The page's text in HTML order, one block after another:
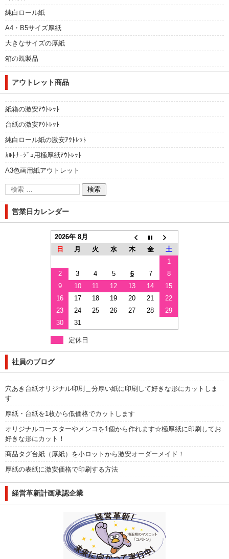
純白ロール紙
A4・B5サイズ厚紙
大きなサイズの厚紙
箱の既製品
アウトレット商品
紙箱の激安ｱｳﾄﾚｯﾄ
台紙の激安ｱｳﾄﾚｯﾄ
純白ロール紙の激安ｱｳﾄﾚｯﾄ
ｶﾙﾄﾅｰｼﾞｭ用極厚紙ｱｳﾄﾚｯﾄ
A3色画用紙アウトレット
営業日カレンダー
2026年 8月
日
月 火 水 木 金
土
1
2
3 4 5 6 7
8
9
10 11 12 13 14
15
16
17 18 19 20 21
22
23
24 25 26 27 28
29
30
31
定休日
社員のブログ
穴あき台紙オリジナル印刷＿分厚い紙に印刷して好きな形にカットしま
す
厚紙・台紙を1枚から低価格でカットします
オリジナルコースターやメンコを1個から作れます☆極厚紙に印刷してお
好きな形にカット！
商品タグ台紙（厚紙）を小ロットから激安オーダーメイド！
厚紙の表紙に激安価格で印刷する方法
経営革新計画承認企業